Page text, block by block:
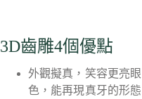
3D齒雕4個優點
外觀擬真，笑容更亮
色，能再現真牙的形